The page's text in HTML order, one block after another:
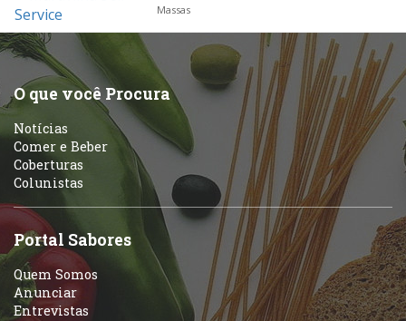
Massas
O que você Procura
Notícias
Comer e Beber
Coberturas
Colunistas
Portal Sabores
Quem Somos
Anunciar
Entrevistas